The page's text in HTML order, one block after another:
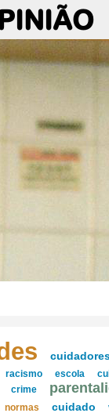
racismo escola
crime
normas cuidado